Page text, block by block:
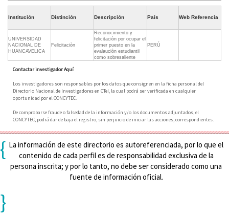
Institución Distinción Descripción País Web Referencia
UNIVERSIDAD
NACIONAL DE
HUANCAVELICA
Felicitaciòn
Reconocimiento y
felicitaciòn por ocupar el
primer puesto en la
evalauciòn estudiantil
como sobresaliente
PERÚ
Contactar investigador Aquí
Los investigadores son responsables por los datos que consignen en la ficha personal del
Directorio Nacional de Investigadores en CTeI, la cual podrá ser verificada en cualquier
oportunidad por el CONCYTEC.
De comprobarse fraude o falsedad de la información y/o los documentos adjuntados, el
CONCYTEC, podrá dar de baja el registro, sin perjuicio de iniciar las acciones, correspondientes.
{ La información de este directorio es autoreferenciada, por lo que el
contenido de cada perfil es de responsabilidad exclusiva de la
persona inscrita; y por lo tanto, no debe ser considerado como una
fuente de información oficial.
}